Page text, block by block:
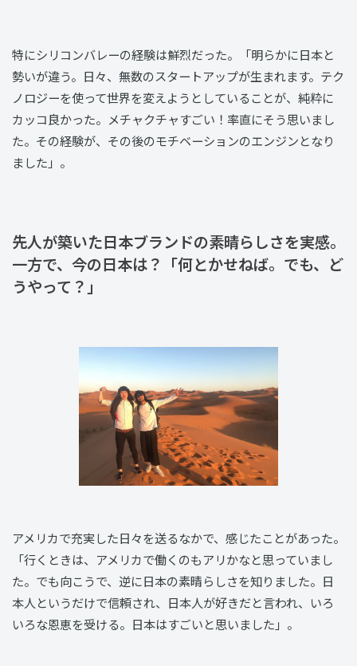
特にシリコンバレーの経験は鮮烈だった。「明らかに日本と
勢いが違う。日々、無数のスタートアップが生まれます。テク
ノロジーを使って世界を変えようとしていることが、純粋に
カッコ良かった。メチャクチャすごい！率直にそう思いまし
た。その経験が、その後のモチベーションのエンジンとなり
ました」。
先人が築いた日本ブランドの素晴らしさを実感。
一方で、今の日本は？「何とかせねば。でも、ど
うやって？」
アメリカで充実した日々を送るなかで、感じたことがあった。
「行くときは、アメリカで働くのもアリかなと思っていまし
た。でも向こうで、逆に日本の素晴らしさを知りました。日
本人というだけで信頼され、日本人が好きだと言われ、いろ
いろな恩恵を受ける。日本はすごいと思いました」。